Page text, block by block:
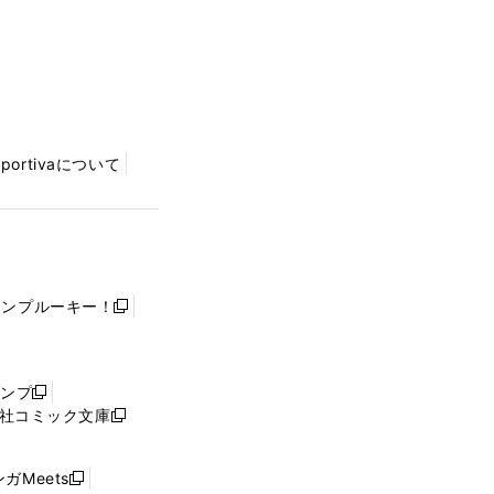
について
プルーキー！
新
ン
プ
新
し
ィ
コミック文庫
新
ガMeets
新